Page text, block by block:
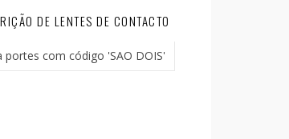
DE LENTES DE CONTACTO
portes com código 'SAO DOIS'